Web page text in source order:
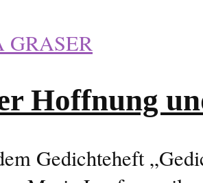
Hoffnung
Gedichteheft